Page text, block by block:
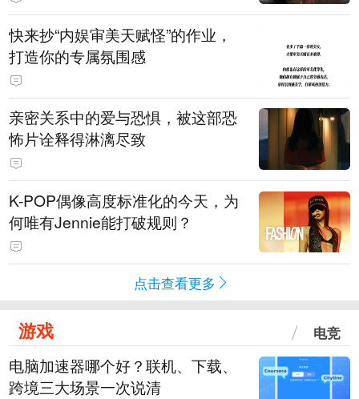
快来抄“内娱审美天赋怪”的作业，
打造你的专属氛围感
亲密关系中的爱与恐惧，被这部恐
怖片诠释得淋漓尽致
K-POP偶像高度标准化的今天，为
何唯有Jennie能打破规则？
点击查看更多
游戏 电竞
电脑加速器哪个好？联机、下载、
跨境三大场景一次说清